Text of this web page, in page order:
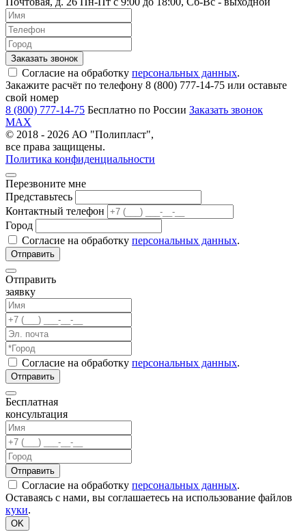
Согласие на обработку персональных данных.
Закажите расчёт по телефону 8 (800) 777-14-75 или оставьте
свой номер
8 (800) 777-14-75 Бесплатно по России Заказать звонок
MAX
© 2018 - 2026 АО "Полипласт",
все права защищены.
Политика конфиденциальности
Перезвоните мне
Представьтесь
Контактный телефон
Город
Согласие на обработку персональных данных.
Отправить
заявку
Согласие на обработку персональных данных.
Бесплатная
консультация
Согласие на обработку персональных данных.
Оставаясь с нами, вы соглашаетесь на использование файлов
куки.
OK